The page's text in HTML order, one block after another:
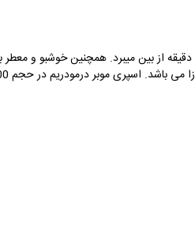
اسپری موبر بدن بانوان درمودریم موهای سر تا سر بدن را در عرض
می باشد. اسپری موبر درمودریم در حجم